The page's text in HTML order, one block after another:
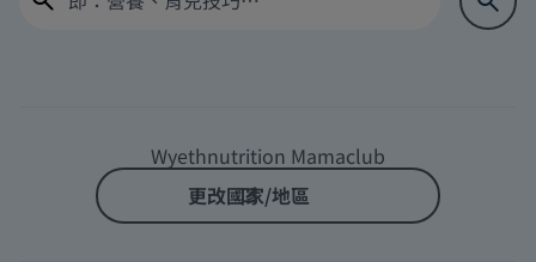
Wyethnutrition Mamaclub
更改國家/地區